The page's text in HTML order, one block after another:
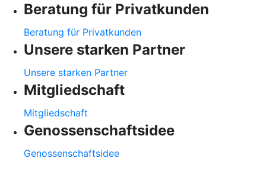
Beratung für Privatkunden
Beratung für Privatkunden
Unsere starken Partner
Unsere starken Partner
Mitgliedschaft
Mitgliedschaft
Genossenschaftsidee
Genossenschaftsidee